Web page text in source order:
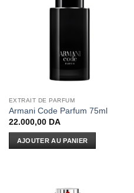
EXTRAIT DE PARFUM
Armani Code Parfum 75ml
22.000,00 DA
AJOUTER AU PANIER